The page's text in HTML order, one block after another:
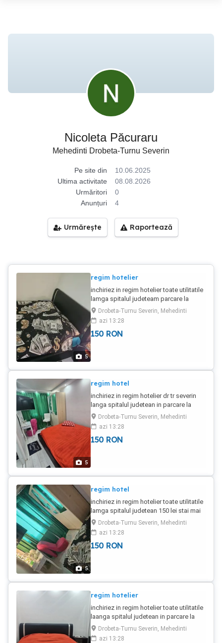
Nicoleta Păcuraru
Mehedinti Drobeta-Turnu Severin
Pe site din
10.06.2025
Ultima activitate
08.08.2026
Urmăritori
0
Anunțuri
4
Urmărește Raportează
5
regim hotelier
inchiriez in regim hotelier toate utilitatile
lamga spitalul judeteam parcare la
gradinita nr 22 stai mai mult de 10 zile
pretul e 130 lei
Drobeta-Turnu Severin, Mehedinti
azi 13:28
150 RON
5
regim hotel
inchiriez in regim hotelier dr tr severin
langa spitalul judetean in parcare la
gradinita nr 22 platesti 4 zile si primesti
una gratis ...150 lei
Drobeta-Turnu Severin, Mehedinti
azi 13:28
150 RON
5
regim hotel
inchiriez in regim hotelier toate utilitatile
lamga spitalul judetean 150 lei stai mai
mult de 10 zile pretul est 130 lei
Drobeta-Turnu Severin, Mehedinti
azi 13:28
150 RON
regim hotelier
inchiriez in regim hotelier toate utilitatile
laanga spitalul judetean in parcare la
gradinita nr 22 platesti 4 zile si ai una
gratis
Drobeta-Turnu Severin, Mehedinti
azi 13:28